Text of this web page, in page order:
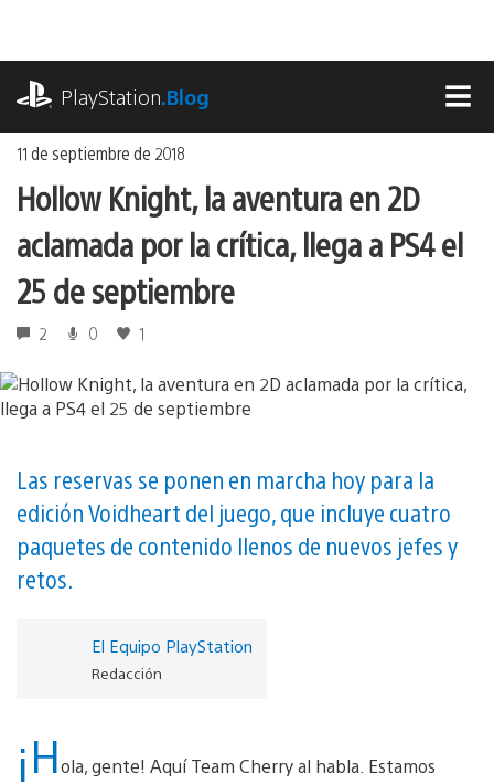
contenido
PlayStation.Blog
11 de septiembre de 2018
Hollow Knight, la aventura en 2D
aclamada por la crítica, llega a PS4 el
25 de septiembre
2 0 1
Las reservas se ponen en marcha hoy para la
edición Voidheart del juego, que incluye cuatro
paquetes de contenido llenos de nuevos jefes y
retos.
El Equipo PlayStation
Redacción
¡Hola, gente! Aquí Team Cherry al habla. Estamos